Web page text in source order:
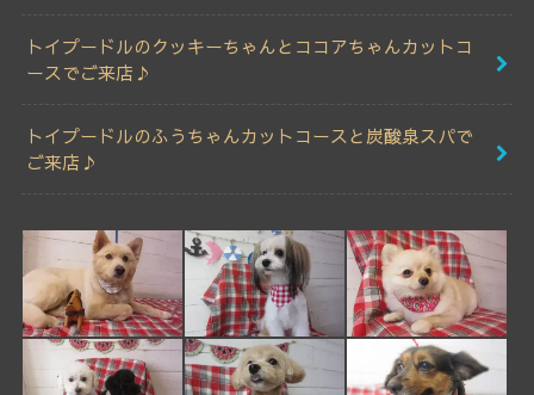
トイプードルのクッキーちゃんとココアちゃんカットコ
ースでご来店♪
トイプードルのふうちゃんカットコースと炭酸泉スパで
ご来店♪